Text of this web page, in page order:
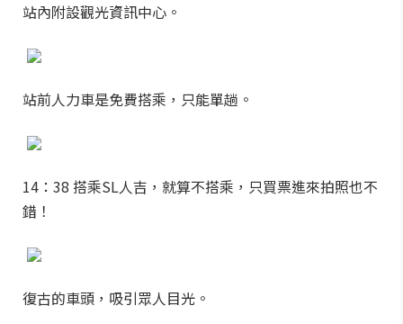
站內附設觀光資訊中心。
站前人力車是免費搭乘，只能單趟。
14：38 搭乘SL人吉，就算不搭乘，只買票進來拍照也不
錯！
復古的車頭，吸引眾人目光。